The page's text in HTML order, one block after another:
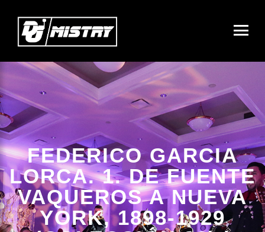
FEDERICO GARCIA
LORCA. 1. DE FUENTE
VAQUEROS A NUEVA
YORK, 1898-1929